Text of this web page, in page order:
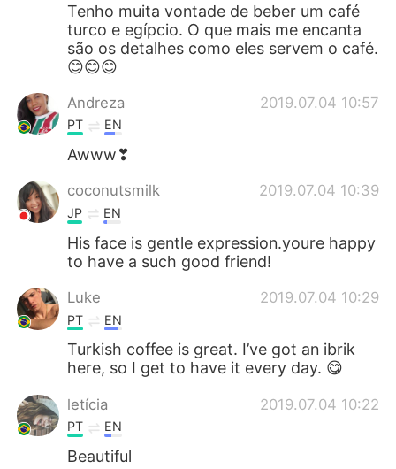
Tenho muita vontade de beber um café
turco e egípcio. O que mais me encanta
são os detalhes como eles servem o café.
😊😊😊
Andreza 2019.07.04 10:57
PT EN
Awww❣
coconutsmilk 2019.07.04 10:39
JP EN
His face is gentle expression.youre happy
to have a such good friend!
Luke 2019.07.04 10:29
PT EN
Turkish coffee is great. I’ve got an ibrik
here, so I get to have it every day. 😋
letícia 2019.07.04 10:22
PT EN
Beautiful